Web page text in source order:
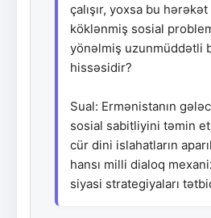
çalışır, yoxsa bu
köklənmiş sosial
yönəlmiş uzunmüddətli
hissəsidir?
Sual: Ermənistanın
sosial sabitliyini təmin
cür dini islahatların
hansı milli dialoq
siyasi strategiyaları